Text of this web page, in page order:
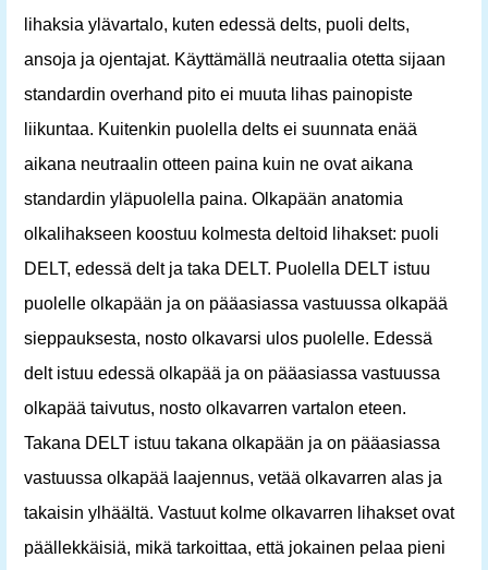
lihaksia ylävartalo, kuten edessä delts, puoli delts,
ansoja ja ojentajat. Käyttämällä neutraalia otetta sijaan
standardin overhand pito ei muuta lihas painopiste
liikuntaa. Kuitenkin puolella delts ei suunnata enää
aikana neutraalin otteen paina kuin ne ovat aikana
standardin yläpuolella paina. Olkapään anatomia
olkalihakseen koostuu kolmesta deltoid lihakset: puoli
DELT, edessä delt ja taka DELT. Puolella DELT istuu
puolelle olkapään ja on pääasiassa vastuussa olkapää
sieppauksesta, nosto olkavarsi ulos puolelle. Edessä
delt istuu edessä olkapää ja on pääasiassa vastuussa
olkapää taivutus, nosto olkavarren vartalon eteen.
Takana DELT istuu takana olkapään ja on pääasiassa
vastuussa olkapää laajennus, vetää olkavarren alas ja
takaisin ylhäältä. Vastuut kolme olkavarren lihakset ovat
päällekkäisiä, mikä tarkoittaa, että jokainen pelaa pieni